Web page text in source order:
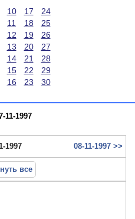
10 17
24
11 18
25
12 19
26
13 20
27
14 21
28
15 22
29
16 23 30
11-1997
1997 08-11-1997 >>
все